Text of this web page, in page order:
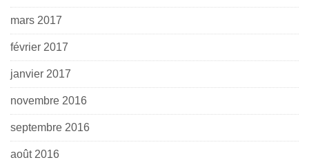
mars 2017
février 2017
janvier 2017
novembre 2016
septembre 2016
août 2016